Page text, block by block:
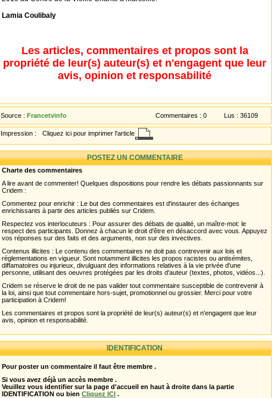
Lamia Coulibaly
Les articles, commentaires et propos sont la
propriété de leur(s) auteur(s) et n'engagent que leur
avis, opinion et responsabilité
Source : Francetvinfo Commentaires : 0 Lus : 36109
Impression : Cliquez ici pour imprimer l'article
POSTEZ UN COMMENTAIRE
Charte des commentaires
A lire avant de commenter! Quelques dispositions pour rendre les débats passionnants sur
Cridem :
Commentez pour enrichir : Le but des commentaires est d'instaurer des échanges
enrichissants à partir des articles publiés sur Cridem.
Respectez vos interlocuteurs : Pour assurer des débats de qualité, un maître-mot: le
respect des participants. Donnez à chacun le droit d'être en désaccord avec vous. Appuyez
vos réponses sur des faits et des arguments, non sur des invectives.
Contenus illicites : Le contenu des commentaires ne doit pas contrevenir aux lois et
réglementations en vigueur. Sont notamment illicites les propos racistes ou antisémites,
diffamatoires ou injurieux, divulguant des informations relatives à la vie privée d'une
personne, utilisant des oeuvres protégées par les droits d'auteur (textes, photos, vidéos...).
Cridem se réserve le droit de ne pas valider tout commentaire susceptible de contrevenir à
la loi, ainsi que tout commentaire hors-sujet, promotionnel ou grossier. Merci pour votre
participation à Cridem!
Les commentaires et propos sont la propriété de leur(s) auteur(s) et n'engagent que leur
avis, opinion et responsabilité.
IDENTIFICATION
Pour poster un commentaire il faut être membre .
Si vous avez déjà un accès membre .
Veuillez vous identifier sur la page d'accueil en haut à droite dans la partie
IDENTIFICATION ou bien Cliquez ICI .